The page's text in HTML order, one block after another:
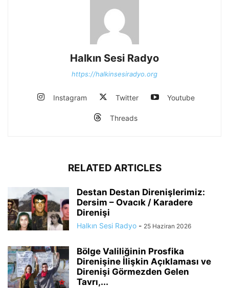
Halkın Sesi Radyo
https://halkinsesiradyo.org
Instagram Twitter Youtube
Threads
RELATED ARTICLES
Destan Destan Direnişlerimiz:
Dersim – Ovacık / Karadere
Direnişi
Halkın Sesi Radyo - 25 Haziran 2026
Bölge Valiliğinin Prosfika
Direnişine İlişkin Açıklaması ve
Direnişi Görmezden Gelen
Tavrı,...